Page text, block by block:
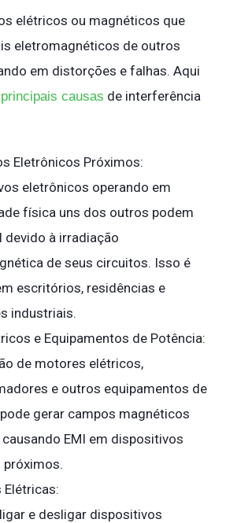
elétricos ou magnéticos que
eletromagnéticos de outros
em distorções e falhas. Aqui
causas de interferência
Eletrônicos Próximos:
eletrônicos operando em
física uns dos outros podem
devido à irradiação
de seus circuitos. Isso é
escritórios, residências e
industriais.
e Equipamentos de Potência:
de motores elétricos,
e outros equipamentos de
gerar campos magnéticos
EMI em dispositivos
próximos.
Elétricas:
e desligar dispositivos